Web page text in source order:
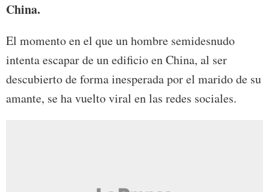
China.
El momento en el que un hombre semidesnudo
intenta escapar de un edificio en China, al ser
descubierto de forma inesperada por el marido de su
amante, se ha vuelto viral en las redes sociales.